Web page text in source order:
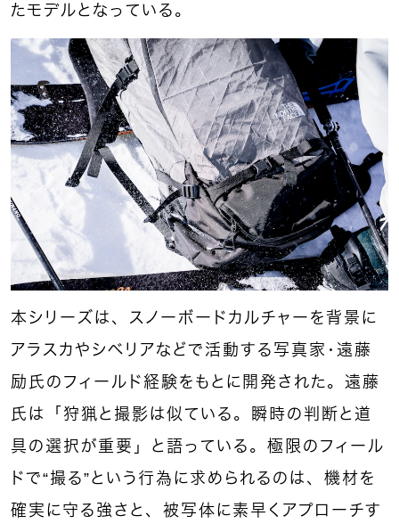
たモデルとなっている。
本シリーズは、スノーボードカルチャーを背景に
アラスカやシベリアなどで活動する写真家・遠藤
励氏のフィールド経験をもとに開発された。遠藤
氏は「狩猟と撮影は似ている。瞬時の判断と道
具の選択が重要」と語っている。極限のフィール
ドで“撮る”という行為に求められるのは、機材を
確実に守る強さと、被写体に素早くアプローチす